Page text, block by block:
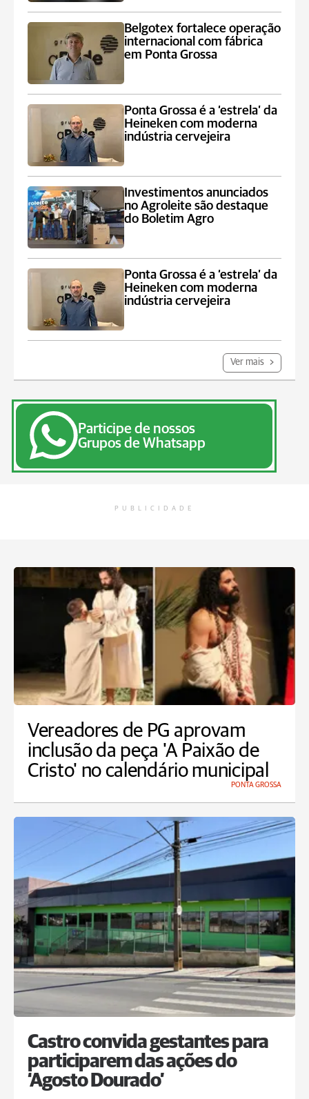
Belgotex fortalece operação
internacional com fábrica
em Ponta Grossa
Ponta Grossa é a ‘estrela’ da
Heineken com moderna
indústria cervejeira
Investimentos anunciados
no Agroleite são destaque
do Boletim Agro
Ponta Grossa é a ‘estrela’ da
Heineken com moderna
indústria cervejeira
Ver mais
Participe de nossos
Grupos de Whatsapp
PUBLICIDADE
Vereadores de PG aprovam
inclusão da peça 'A Paixão de
Cristo' no calendário municipal
PONTA GROSSA
Castro convida gestantes para
participarem das ações do
‘Agosto Dourado’